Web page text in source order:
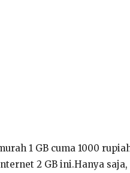
1 GB cuma 1000
2 GB ini.Hanya